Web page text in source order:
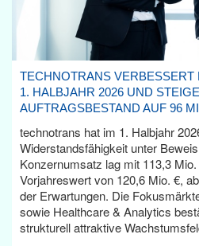
TECHNOTRANS VERBESSERT
1. HALBJAHR 2026 UND
AUFTRAGSBESTAND AUF 96
technotrans hat im 1. Halbjahr
Widerstandsfähigkeit unter
Konzernumsatz lag mit 113,3
Vorjahreswert von 120,6 Mio. €,
der Erwartungen. Die
sowie Healthcare & Analytics
strukturell attraktive